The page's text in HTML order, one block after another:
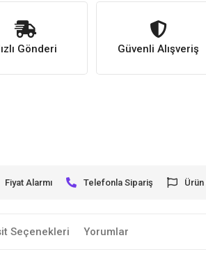
Gönderi Güvenli Alışveriş
Fiyat Alarmı Telefonla Sipariş
Seçenekleri Yorumlar